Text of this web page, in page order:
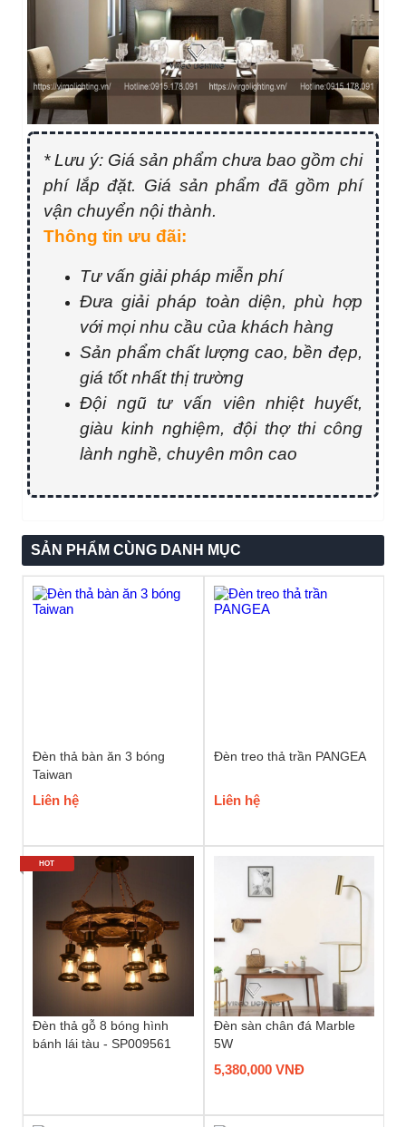
* Lưu ý: Giá sản phẩm chưa bao gồm chi
phí lắp đặt. Giá sản phẩm đã gồm phí
vận chuyển nội thành.
Thông tin ưu đãi:
Tư vấn giải pháp miễn phí
Đưa giải pháp toàn diện, phù hợp
với mọi nhu cầu của khách hàng
Sản phẩm chất lượng cao, bền đẹp,
giá tốt nhất thị trường
Đội ngũ tư vấn viên nhiệt huyết,
giàu kinh nghiệm, đội thợ thi công
lành nghề, chuyên môn cao
SẢN PHẨM CÙNG DANH MỤC
Đèn thả bàn ăn 3 bóng
Taiwan
Liên hệ
Đèn treo thả trần PANGEA
Liên hệ
Đèn thả gỗ 8 bóng hình
bánh lái tàu - SP009561
HOT
Đèn sàn chân đá Marble
5W
5,380,000 VNĐ